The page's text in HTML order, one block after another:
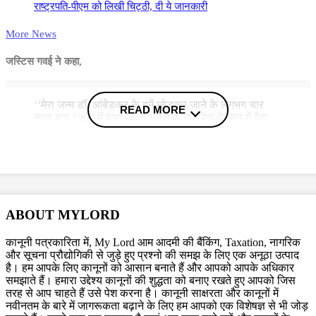
राष्ट्रपति-पीएम को लिखी चिट्ठी, दी ये जानकारी
More News
जस्टिस गवई ने कहा,
‘‘मेरा जन्म डॉ. आंबेडकर के हमें छोड़कर जाने के लगभग चार
साल बाद 1960 में हुआ था. मैं भारत के नागरिक के रूप में पैदा
हुआ था, न कि अछूत के रूप में. डॉ. आंबेडकर की उपस्थिति
‘‘प्रत्येक नागरिक को संवैधानिक संरक्षण का पूरा लाभ प्राप्त
होने से संबंधित डॉ. आंबेडकर का समाज के लिए दृष्टिकोण
न्यायपालिका, कानून और कार्यकारी आदेशों के माध्यम से लगातार
साकार हो रहा है...’’
उन्होंने कहा कि यह गर्व की बात है कि देश ने पिछले 75 वर्षों में दो महिला राष्ट्रपति देखे
READ MORE
ABOUT MYLORD
कानूनी पत्रकारिता में, My Lord आम आदमी की बैंकिंग, Taxation, नागरिक
और सूचना प्रौद्योगिकी से जुड़े हुए प्रश्नो की समझ के लिए एक अनूठा उत्पाद
है। हम आपके लिए कानूनों को आसान बनाते हैं और आपको आपके अधिकार
समझाते हैं। हमारा उद्देश्य कानूनों की शुद्धता को बनाए रखते हुए आपको जिस
तरह से आप चाहते हैं उसे पेश करना है। कानूनी साक्षरता और कानूनों में
नवीनतम के बारे में जागरूकता बढ़ाने के लिए हम आपको एक विशेषज्ञ से भी जोड़